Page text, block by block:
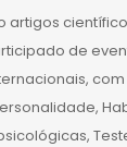
artigos
de